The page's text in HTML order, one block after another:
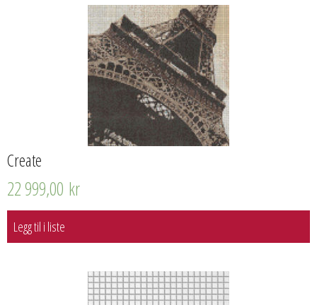
Create
22 999,00 kr
Legg til i liste